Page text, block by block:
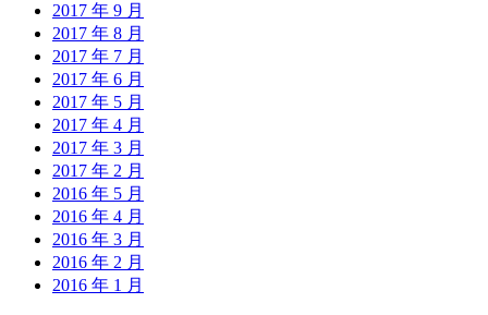
2017 年 9 月
2017 年 8 月
2017 年 7 月
2017 年 6 月
2017 年 5 月
2017 年 4 月
2017 年 3 月
2017 年 2 月
2016 年 5 月
2016 年 4 月
2016 年 3 月
2016 年 2 月
2016 年 1 月